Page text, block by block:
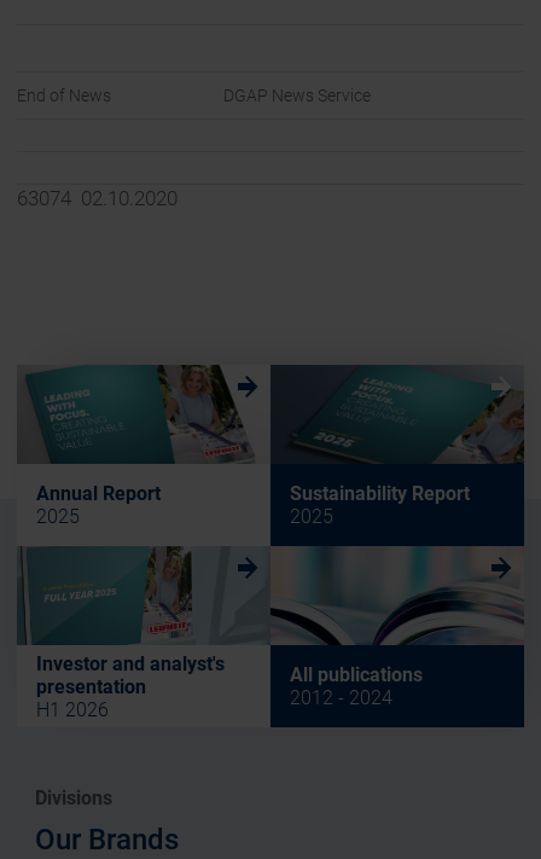
End of News DGAP News Service
63074 02.10.2020
Annual Report
2025
w
Sustainability Report
2025
w
Investor and analyst's
presentation
H1 2026
w
All publications
2012 - 2024
w
Divisions
Our Brands